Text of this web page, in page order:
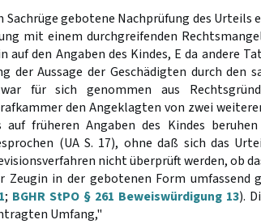
Sachrüge gebotene Nachprüfung des Urteils
mit einem durchgreifenden
auf den Angaben des Kindes, E da andere
der Aussage der Geschädigten durch den
für sich genommen aus
den Angeklagten von zwei
früheren Angaben des Kindes beruhen
(UA S. 17), ohne daß sich das
nicht überprüft werden, ob
Zeugin in der gebotenen Form umfassend
; BGHR StPO § 261 Beweiswürdigung 13).
Umfang,"